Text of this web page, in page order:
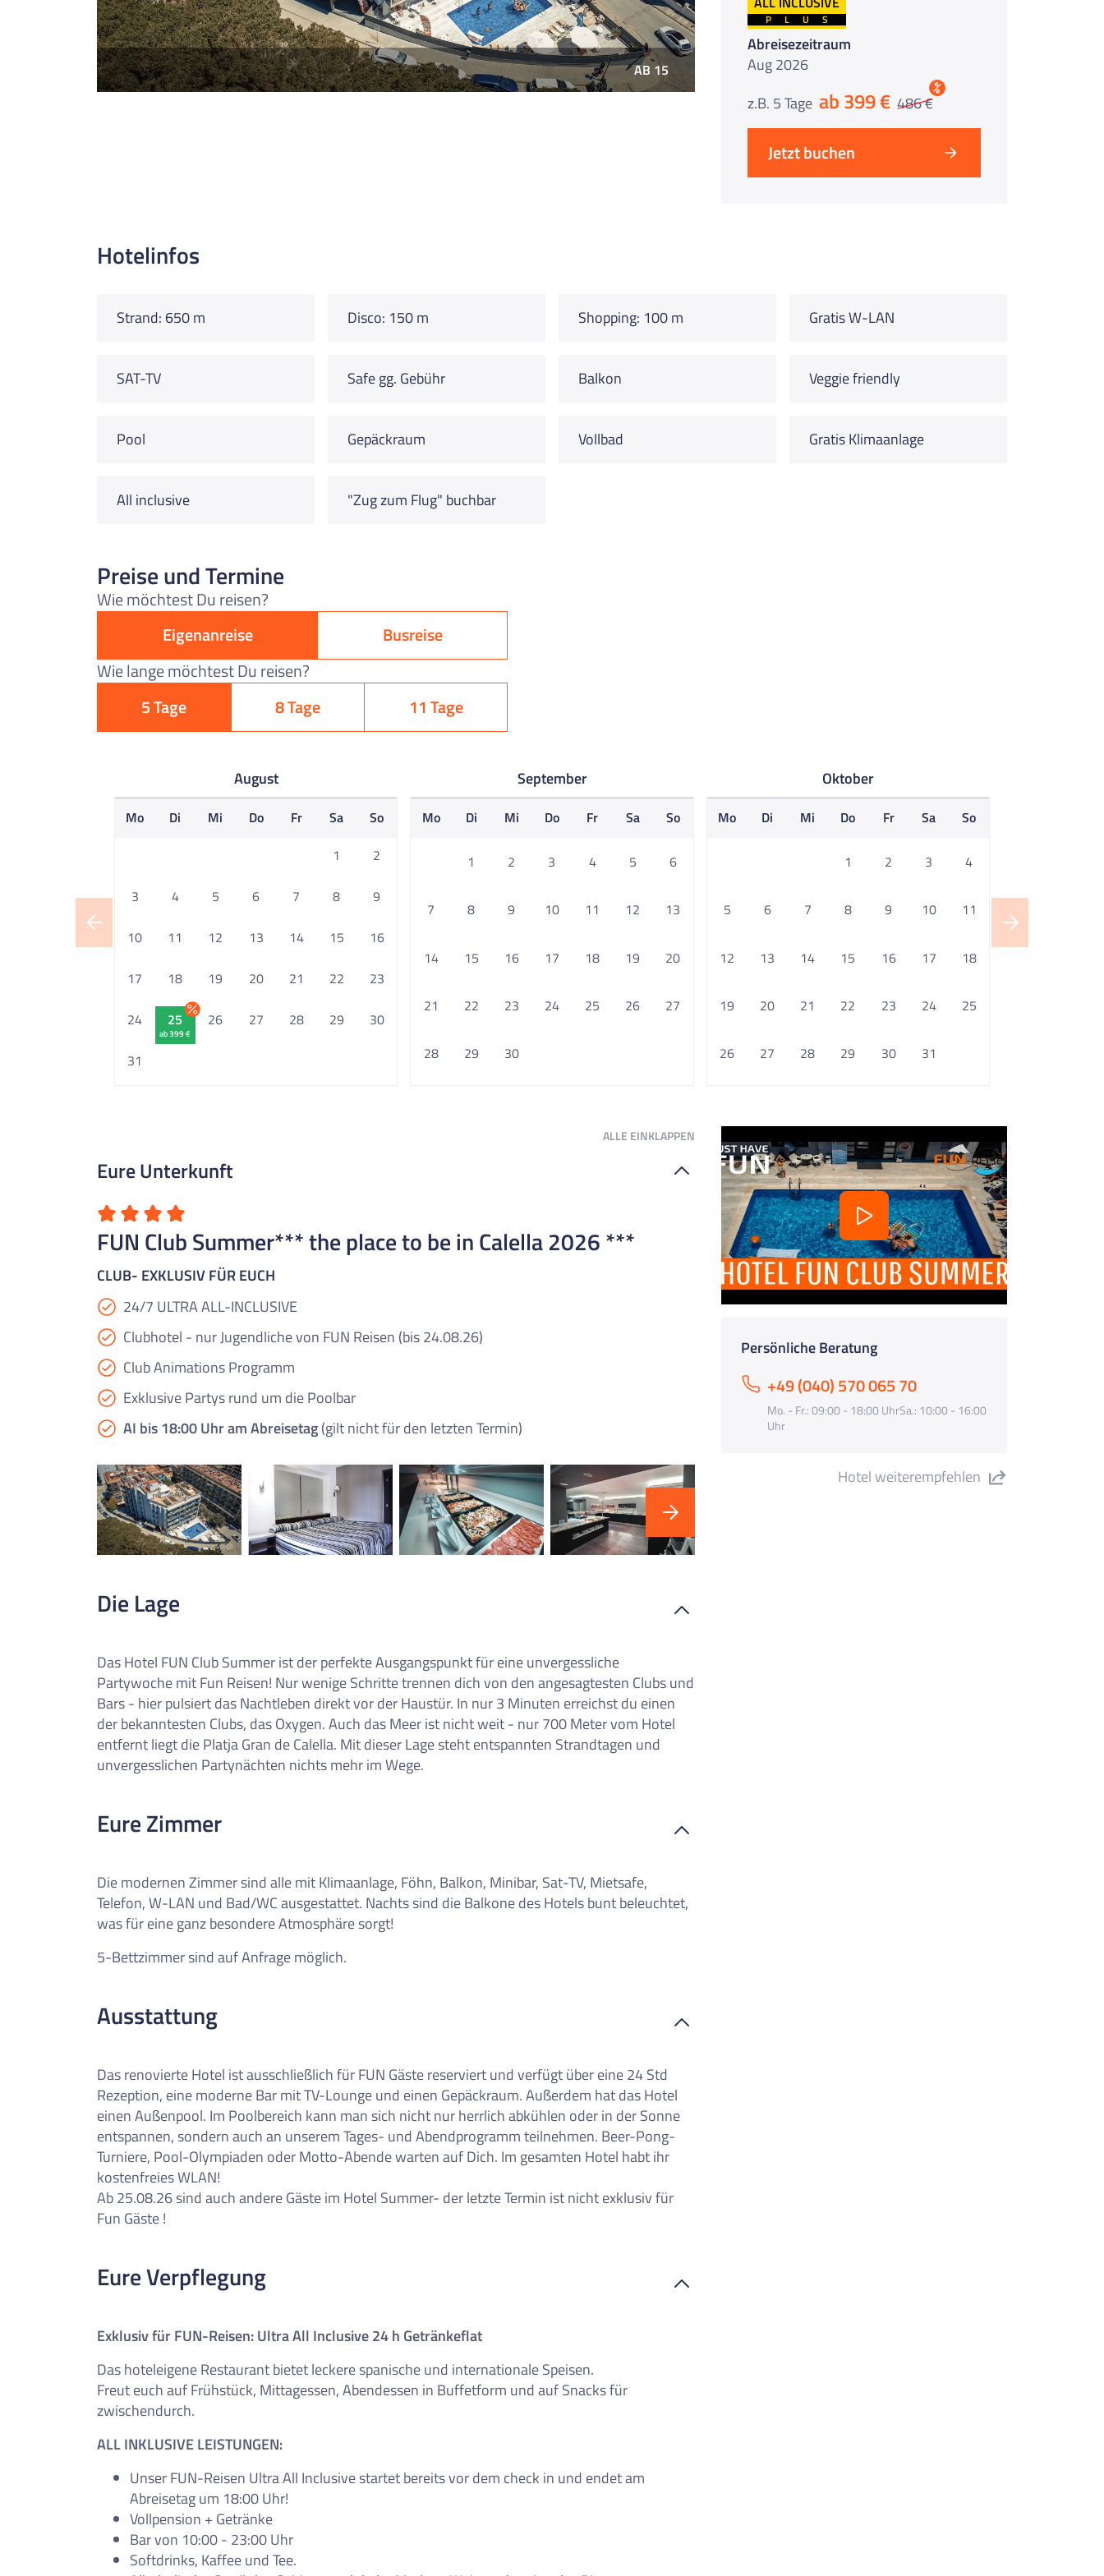
0Reise/n auf deiner Merkliste
Keine Reisen auf der Merkliste
AB 15
PLUS
Abreisezeitraum
Aug 2026
z.B. 5 Tage ab 399 € 486 €
%
Jetzt buchen
Hotelinfos
Strand: 650 m Disco: 150 m Shopping: 100 m Gratis W-LAN
SAT-TV Safe gg. Gebühr Balkon Veggie friendly
Pool Gepäckraum Vollbad Gratis Klimaanlage
All inclusive "Zug zum Flug" buchbar
Preise und Termine
Wie möchtest Du reisen?
Eigenanreise
Busreise
Wie lange möchtest Du reisen?
5 Tage
8 Tage 11 Tage
August
Mo Di Mi Do Fr Sa
So
1
2
3 4 5 6 7 8 9
10 11 12 13 14 15 16
17 18 19 20 21 22 23
24 25
ab 399 €
26 27 28 29 30
31
September
Mo Di Mi Do Fr Sa So
1 2 3 4 5 6
7 8 9 10 11 12 13
14 15 16 17 18 19 20
21 22 23 24 25 26 27
28 29 30
Oktober
Mo Di Mi Do Fr Sa So
1 2 3 4
5 6 7 8 9 10 11
12 13 14 15 16 17 18
19 20 21 22 23 24 25
26 27 28 29 30 31
ALLE EINKLAPPEN
Eure Unterkunft
FUN Club Summer*** the place to be in Calella 2026 ***
CLUB- EXKLUSIV FÜR EUCH
24/7 ULTRA ALL-INCLUSIVE
Clubhotel - nur Jugendliche von FUN Reisen (bis 24.08.26)
Club Animations Programm
Exklusive Partys rund um die Poolbar
AI bis 18:00 Uhr am Abreisetag(gilt nicht für den letzten Termin)
Die Lage
Das Hotel FUN Club Summer ist der perfekte Ausgangspunkt für eine unvergessliche
Partywoche mit Fun Reisen! Nur wenige Schritte trennen dich von den angesagtesten Clubs und
Bars - hier pulsiert das Nachtleben direkt vor der Haustür. In nur 3 Minuten erreichst du einen
der bekanntesten Clubs, das Oxygen. Auch das Meer ist nicht weit - nur 700 Meter vom Hotel
entfernt liegt die Platja Gran de Calella. Mit dieser Lage steht entspannten Strandtagen und
unvergesslichen Partynächten nichts mehr im Wege.
Eure Zimmer
Die modernen Zimmer sind alle mit Klimaanlage, Föhn, Balkon, Minibar, Sat-TV, Mietsafe,
Telefon, W-LAN und Bad/WC ausgestattet. Nachts sind die Balkone des Hotels bunt beleuchtet,
was für eine ganz besondere Atmosphäre sorgt!
5-Bettzimmer sind auf Anfrage möglich.
Ausstattung
Das renovierte Hotel ist ausschließlich für FUN Gäste reserviert und verfügt über eine 24 Std
Rezeption, eine moderne Bar mit TV-Lounge und einen Gepäckraum. Außerdem hat das Hotel
einen Außenpool. Im Poolbereich kann man sich nicht nur herrlich abkühlen oder in der Sonne
entspannen, sondern auch an unserem Tages- und Abendprogramm teilnehmen. Beer-Pong-
Turniere, Pool-Olympiaden oder Motto-Abende warten auf Dich. Im gesamten Hotel habt ihr
kostenfreies WLAN!
Ab 25.08.26 sind auch andere Gäste im Hotel Summer- der letzte Termin ist nicht exklusiv für
Fun Gäste !
Eure Verpflegung
Exklusiv für FUN-Reisen: Ultra All Inclusive 24 h Getränkeflat
Das hoteleigene Restaurant bietet leckere spanische und internationale Speisen.
Freut euch auf Frühstück, Mittagessen, Abendessen in Buffetform und auf Snacks für
zwischendurch.
ALL INKLUSIVE LEISTUNGEN:
Unser FUN-Reisen Ultra All Inclusive startet bereits vor dem check in und endet am
Abreisetag um 18:00 Uhr!
Vollpension + Getränke
Bar von 10:00 - 23:00 Uhr
Softdrinks, Kaffee und Tee.
Persönliche Beratung
+49 (040) 570 065 70
Mo. - Fr.: 09:00 - 18:00 UhrSa.: 10:00 - 16:00
Uhr
Hotel weiterempfehlen
Dieser Inhalt wird von einem Drittanbieter gehostet. Durch das Zeigen
der externen Inhalte akzeptierst du die
Nutzungsbedingungen
youtube.com.
Video anzeigen Nicht erneut fragen